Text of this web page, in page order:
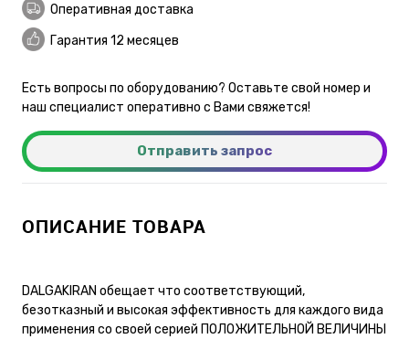
Оперативная доставка
Гарантия 12 месяцев
Есть вопросы по оборудованию? Оставьте свой номер и
наш специалист оперативно с Вами свяжется!
Отправить запрос
ОПИСАНИЕ ТОВАРА
DALGAKIRAN обещает что соответствующий,
безотказный и высокая эффективность для каждого вида
применения со своей серией ПОЛОЖИТЕЛЬНОЙ ВЕЛИЧИНЫ